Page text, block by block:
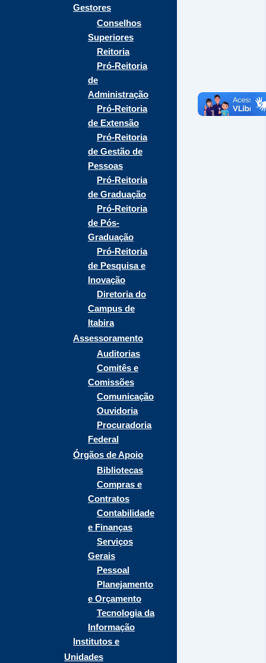
Gestores
Conselhos
Superiores
Reitoria
Pró-Reitoria
de
Administração
Pró-Reitoria
de Extensão
Pró-Reitoria
de Gestão de
Pessoas
Pró-Reitoria
de Graduação
Pró-Reitoria
de Pós-
Graduação
Pró-Reitoria
de Pesquisa e
Inovação
Diretoria do
Campus de
Itabira
Assessoramento
Auditorias
Comitês e
Comissões
Comunicação
Ouvidoria
Procuradoria
Federal
Órgãos de Apoio
Bibliotecas
Compras e
Contratos
Contabilidade
e Finanças
Serviços
Gerais
Pessoal
Planejamento
e Orçamento
Tecnologia da
Informação
Institutos e
Unidades